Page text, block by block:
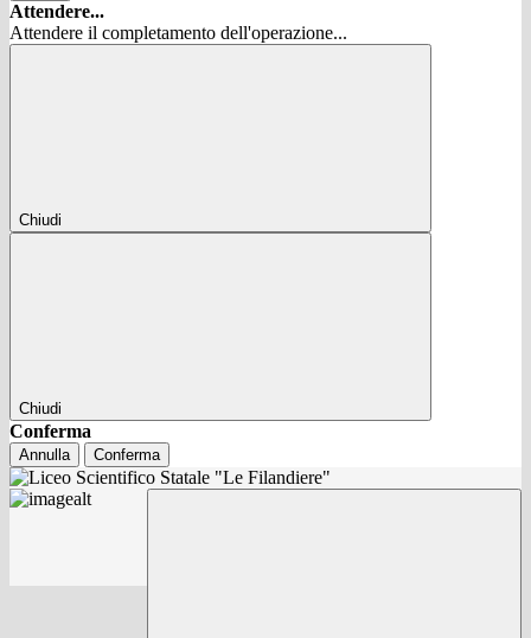
Attendere...
Attendere il completamento dell'operazione...
Chiudi
Chiudi
Conferma
Annulla Conferma